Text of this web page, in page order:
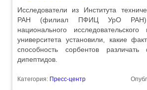
Исследователи из Института
РАН (филиал ПФИЦ УрО РАН)
национального исследовательского
университета установили, какие
способность сорбентов
дипептидов.
Категория: Пресс-центр